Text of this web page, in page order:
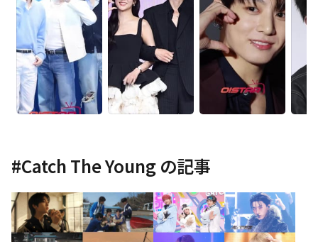
#Catch The Young の記事